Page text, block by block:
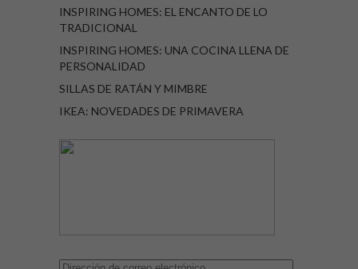
INSPIRING HOMES: EL ENCANTO DE LO
TRADICIONAL
INSPIRING HOMES: UNA COCINA LLENA DE
PERSONALIDAD
SILLAS DE RATÁN Y MIMBRE
IKEA: NOVEDADES DE PRIMAVERA
Dirección